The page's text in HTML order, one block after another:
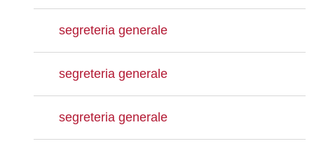
segreteria generale
segreteria generale
segreteria generale